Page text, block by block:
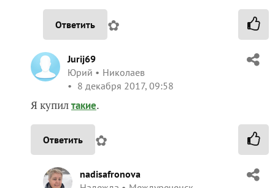
Ответить ✿
Jurij69
Юрий
Николаев
8 декабря 2017, 09:58
Я купилтакие.
Ответить ✿
nadisafronova